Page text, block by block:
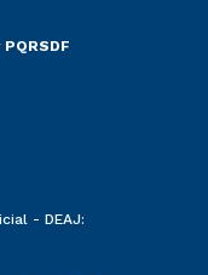
PQRSDF
- DEAJ: